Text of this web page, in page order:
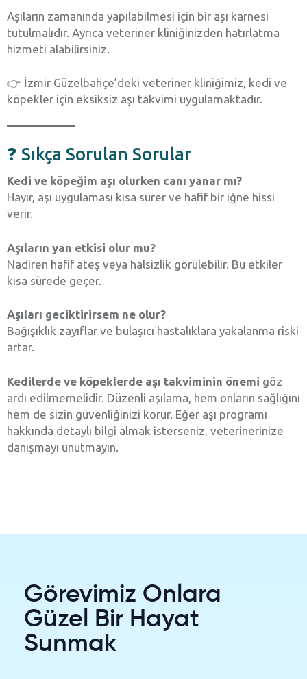
Aşıların zamanında yapılabilmesi için bir aşı karnesi
tutulmalıdır. Ayrıca veteriner kliniğinizden hatırlatma
hizmeti alabilirsiniz.
👉 İzmir Güzelbahçe’deki veteriner kliniğimiz, kedi ve
köpekler için eksiksiz aşı takvimi uygulamaktadır.
❓ Sıkça Sorulan Sorular
Kedi ve köpeğim aşı olurken canı yanar mı?
Hayır, aşı uygulaması kısa sürer ve hafif bir iğne hissi
verir.
Aşıların yan etkisi olur mu?
Nadiren hafif ateş veya halsizlik görülebilir. Bu etkiler
kısa sürede geçer.
Aşıları geciktirirsem ne olur?
Bağışıklık zayıflar ve bulaşıcı hastalıklara yakalanma riski
artar.
Kedilerde ve köpeklerde aşı takviminin önemi göz
ardı edilmemelidir. Düzenli aşılama, hem onların sağlığını
hem de sizin güvenliğinizi korur. Eğer aşı programı
hakkında detaylı bilgi almak isterseniz, veterinerinize
danışmayı unutmayın.
Görevimiz Onlara
Güzel Bir Hayat
Sunmak